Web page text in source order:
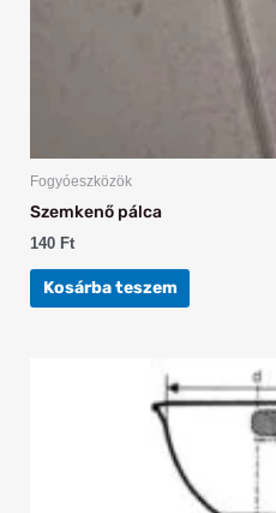
Fogyóeszközök
Szemkenő pálca
140 Ft
Kosárba teszem